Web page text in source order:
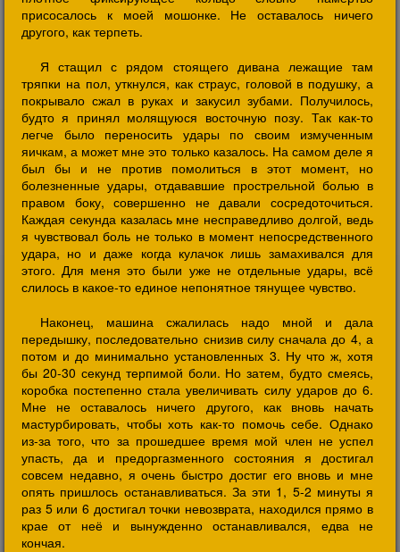
присосалось к моей мошонке. Не оставалось ничего
другого, как терпеть.
Я стащил с рядом стоящего дивана лежащие там
тряпки на пол, уткнулся, как страус, головой в подушку, а
покрывало сжал в руках и закусил зубами. Получилось,
будто я принял молящуюся восточную позу. Так как-то
легче было переносить удары по своим измученным
яичкам, а может мне это только казалось. На самом деле я
был бы и не против помолиться в этот момент, но
болезненные удары, отдававшие прострельной болью в
правом боку, совершенно не давали сосредоточиться.
Каждая секунда казалась мне несправедливо долгой, ведь
я чувствовал боль не только в момент непосредственного
удара, но и даже когда кулачок лишь замахивался для
этого. Для меня это были уже не отдельные удары, всё
слилось в какое-то единое непонятное тянущее чувство.
Наконец, машина сжалилась надо мной и дала
передышку, последовательно снизив силу сначала до 4, а
потом и до минимально установленных 3. Ну что ж, хотя
бы 20-30 секунд терпимой боли. Но затем, будто смеясь,
коробка постепенно стала увеличивать силу ударов до 6.
Мне не оставалось ничего другого, как вновь начать
мастурбировать, чтобы хоть как-то помочь себе. Однако
из-за того, что за прошедшее время мой член не успел
упасть, да и предоргазменного состояния я достигал
совсем недавно, я очень быстро достиг его вновь и мне
опять пришлось останавливаться. За эти 1, 5-2 минуты я
раз 5 или 6 достигал точки невозврата, находился прямо в
крае от неё и вынужденно останавливался, едва не
кончая.